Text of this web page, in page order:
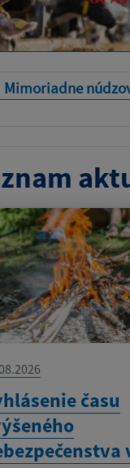
Mimoriadne
času